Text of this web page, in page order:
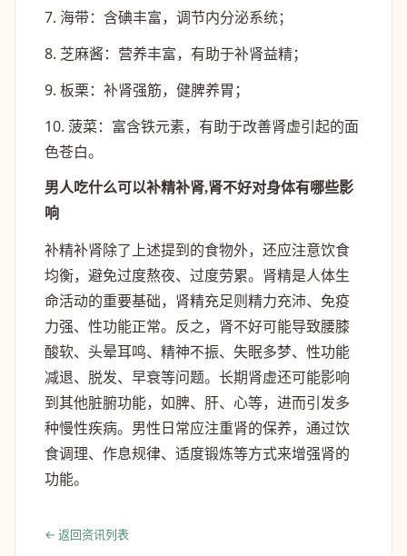
7. 海带：含碘丰富，调节内分泌系统；
8. 芝麻酱：营养丰富，有助于补肾益精；
9. 板栗：补肾强筋，健脾养胃；
10. 菠菜：富含铁元素，有助于改善肾虚引起的面
色苍白。
男人吃什么可以补精补肾,肾不好对身体有哪些影
响
补精补肾除了上述提到的食物外，还应注意饮食
均衡，避免过度熬夜、过度劳累。肾精是人体生
命活动的重要基础，肾精充足则精力充沛、免疫
力强、性功能正常。反之，肾不好可能导致腰膝
酸软、头晕耳鸣、精神不振、失眠多梦、性功能
减退、脱发、早衰等问题。长期肾虚还可能影响
到其他脏腑功能，如脾、肝、心等，进而引发多
种慢性疾病。男性日常应注重肾的保养，通过饮
食调理、作息规律、适度锻炼等方式来增强肾的
功能。
← 返回资讯列表